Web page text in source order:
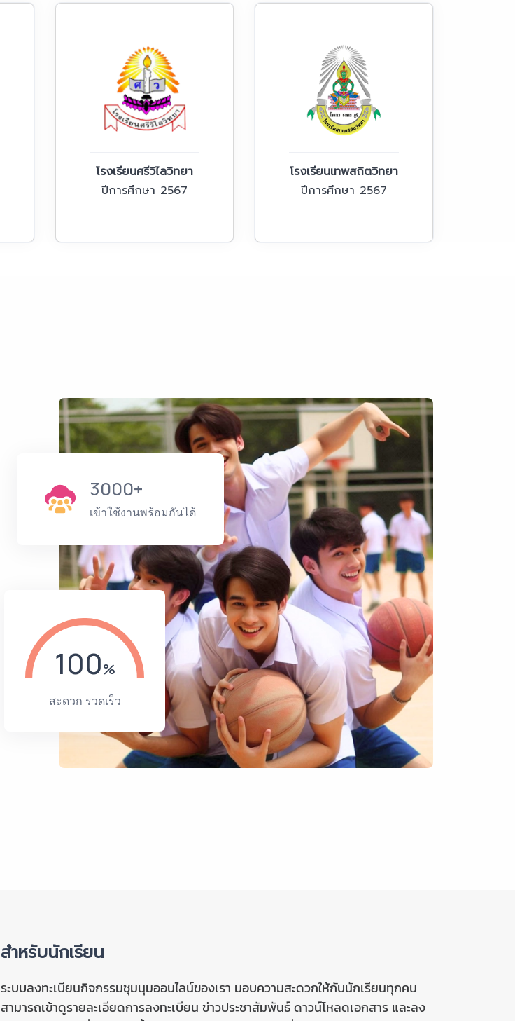
โรงเรียนศรีวิไลวิทยา
ปีการศึกษา 2567
โรงเรียนเทพสถิตวิทยา
ปีการศึกษา 2567
3000+
เข้าใช้งานพร้อมกันได้
100
สะดวก รวดเร็ว
สำหรับนักเรียน
ระบบลงทะเบียนกิจกรรมชุมนุมออนไลน์ของเรา มอบความสะดวกให้กับนักเรียนทุกคน
สามารถเข้าดูรายละเอียดการลงทะเบียน ข่าวประชาสัมพันธ์ ดาวน์โหลดเอกสาร และลง